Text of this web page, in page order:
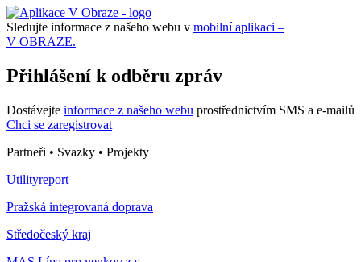
Sledujte informace z našeho webu v mobilní aplikaci –
V OBRAZE.
Přihlášení k odběru zpráv
Dostávejte informace z našeho webu prostřednictvím SMS a e-mailů
Chci se zaregistrovat
Partneři • Svazky • Projekty
Utilityreport
Pražská integrovaná doprava
Středočeský kraj